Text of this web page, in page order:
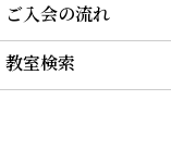
ご入会の流れ
教室検索